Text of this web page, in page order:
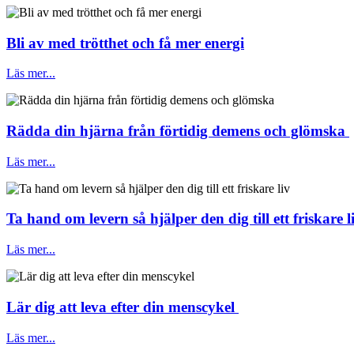
Bli av med trötthet och få mer energi
Läs mer...
Rädda din hjärna från förtidig demens och glömska
Läs mer...
Ta hand om levern så hjälper den dig till ett friskare
Läs mer...
Lär dig att leva efter din menscykel
Läs mer...